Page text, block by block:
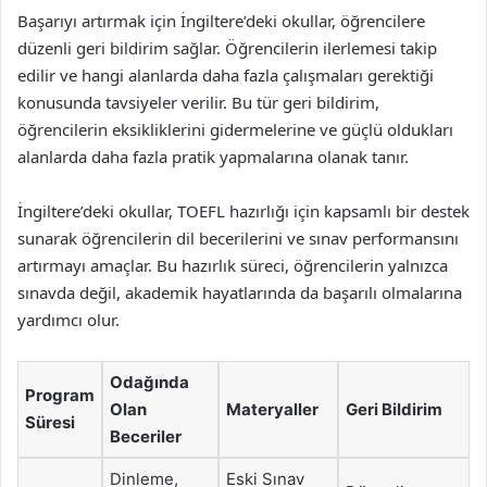
Başarıyı artırmak için İngiltere’deki okullar, öğrencilere
düzenli geri bildirim sağlar. Öğrencilerin ilerlemesi takip
edilir ve hangi alanlarda daha fazla çalışmaları gerektiği
konusunda tavsiyeler verilir. Bu tür geri bildirim,
öğrencilerin eksikliklerini gidermelerine ve güçlü oldukları
alanlarda daha fazla pratik yapmalarına olanak tanır.
İngiltere’deki okullar, TOEFL hazırlığı için kapsamlı bir destek
sunarak öğrencilerin dil becerilerini ve sınav performansını
artırmayı amaçlar. Bu hazırlık süreci, öğrencilerin yalnızca
sınavda değil, akademik hayatlarında da başarılı olmalarına
yardımcı olur.
Program
Süresi
Odağında
Olan
Beceriler
Materyaller Geri Bildirim
Dinleme, Eski Sınav